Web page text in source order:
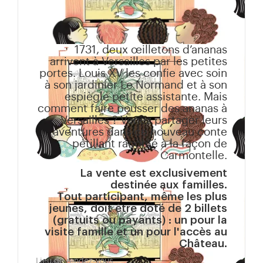
1731, deux œilletons d’ananas
arrivent à Versailles par les petites
portes. Louis XV les confie avec soin
à son jardinier Le Normand et à son
espiègle petite assistante. Mais
comment faire pousser des ananas à
Versailles ? Venez partager leurs
aventures dans ce nouveau conte
pétillant raconté à la façon de
Carmontelle.
La vente est exclusivement
destinée aux familles.
Tout participant, même les plus
jeunes, doit être doté de 2 billets
(gratuits ou payants) : un pour la
visite famille et un pour l'accès au
Château.
Lieu de rendez-vous